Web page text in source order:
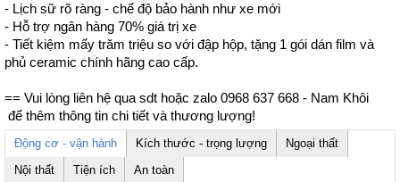
- Lịch sữ rõ ràng - chế độ bảo hành như xe mới
- Hỗ trợ ngân hàng 70% giá trị xe
- Tiết kiệm mấy trăm triệu so với đập hộp, tặng 1 gói dán film và
phủ ceramic chính hãng cao cấp.
== Vui lòng liên hệ qua sdt hoặc zalo 0968 637 668 - Nam Khôi
để thêm thông tin chi tiết và thương lượng!
Động cơ - vận hành Kích thước - trọng lượng
Ngoại thất
Nội thất
Tiện ích An toàn